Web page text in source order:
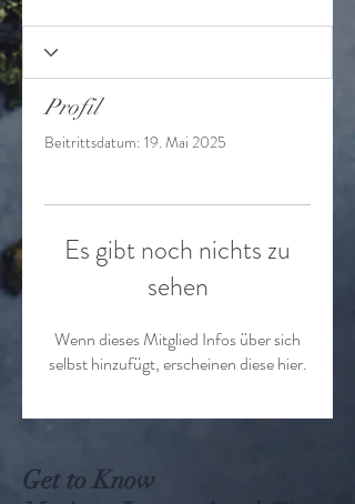
Profil
Beitrittsdatum: 19. Mai 2025
Es gibt noch nichts zu
sehen
Wenn dieses Mitglied Infos über sich
selbst hinzufügt, erscheinen diese hier.
Get to Know